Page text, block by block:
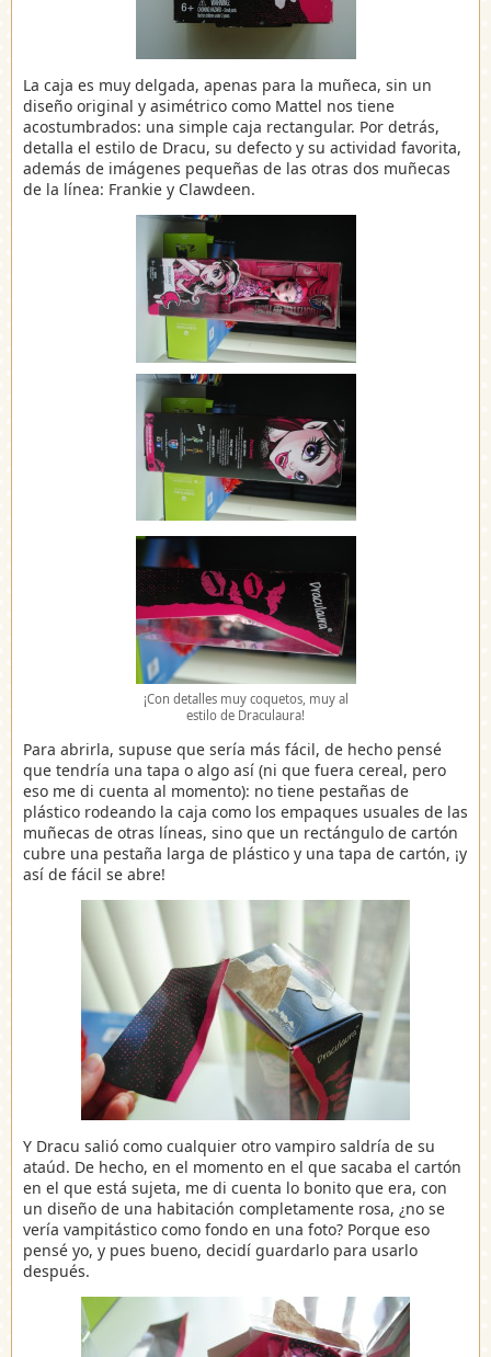
La caja es muy delgada, apenas para la muñeca, sin un
diseño original y asimétrico como Mattel nos tiene
acostumbrados: una simple caja rectangular. Por detrás,
detalla el estilo de Dracu, su defecto y su actividad favorita,
además de imágenes pequeñas de las otras dos muñecas
de la línea: Frankie y Clawdeen.
¡Con detalles muy coquetos, muy al
estilo de Draculaura!
Para abrirla, supuse que sería más fácil, de hecho pensé
que tendría una tapa o algo así (ni que fuera cereal, pero
eso me di cuenta al momento): no tiene pestañas de
plástico rodeando la caja como los empaques usuales de las
muñecas de otras líneas, sino que un rectángulo de cartón
cubre una pestaña larga de plástico y una tapa de cartón, ¡y
así de fácil se abre!
Y Dracu salió como cualquier otro vampiro saldría de su
ataúd. De hecho, en el momento en el que sacaba el cartón
en el que está sujeta, me di cuenta lo bonito que era, con
un diseño de una habitación completamente rosa, ¿no se
vería vampitástico como fondo en una foto? Porque eso
pensé yo, y pues bueno, decidí guardarlo para usarlo
después.